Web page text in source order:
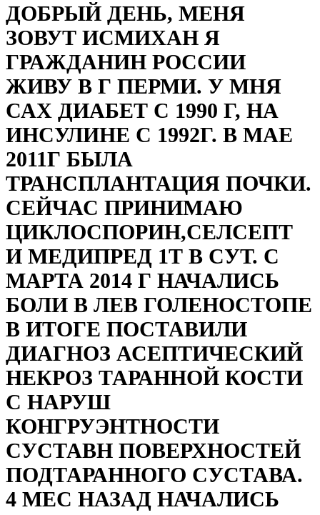
ДОБРЫЙ ДЕНЬ, МЕНЯ
ЗОВУТ ИСМИХАН Я
ГРАЖДАНИН РОССИИ
ЖИВУ В Г ПЕРМИ. У МНЯ
САХ ДИАБЕТ С 1990 Г, НА
ИНСУЛИНЕ С 1992Г. В МАЕ
2011Г БЫЛА
ТРАНСПЛАНТАЦИЯ ПОЧКИ.
СЕЙЧАС ПРИНИМАЮ
ЦИКЛОСПОРИН,СЕЛСЕПТ
И МЕДИПРЕД 1Т В СУТ. С
МАРТА 2014 Г НАЧАЛИСЬ
БОЛИ В ЛЕВ ГОЛЕНОСТОПЕ
В ИТОГЕ ПОСТАВИЛИ
ДИАГНОЗ АСЕПТИЧЕСКИЙ
НЕКРОЗ ТАРАННОЙ КОСТИ
С НАРУШ
КОНГРУЭНТНОСТИ
СУСТАВН ПОВЕРХНОСТЕЙ
ПОДТАРАННОГО СУСТАВА.
4 МЕС НАЗАД НАЧАЛИСЬ